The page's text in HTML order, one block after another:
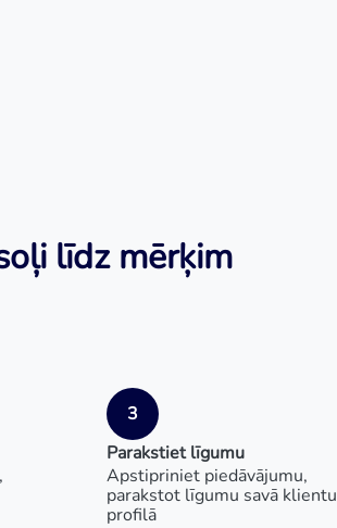
līdz mērķim
3
Parakstiet līgumu
Apstipriniet piedāvājumu,
parakstot līgumu savā klientu
profilā